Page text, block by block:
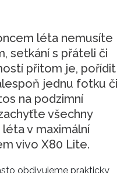
léta nemusíte
setkání s přáteli či
přitom je, pořídit
jednu fotku či
na podzimní
všechny
v maximální
vivo X80 Lite.
obdivujeme prakticky